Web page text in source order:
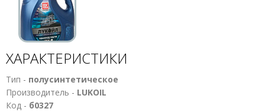
ХАРАКТЕРИСТИКИ
Тип - полусинтетическое
Производитель - LUKOIL
Код - б0327